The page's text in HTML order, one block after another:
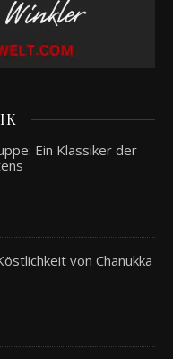
Ein Klassiker der
von Chanukka